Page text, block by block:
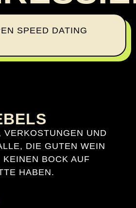
SPEED DATING
VERKOSTUNGEN UND
DIE GUTEN WEIN
KEINEN BOCK AUF
HABEN.